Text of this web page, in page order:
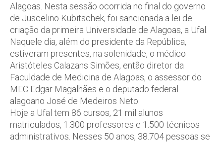
Alagoas. Nesta sessão ocorrida no final do governo
de Juscelino Kubitschek, foi sancionada a lei de
criação da primeira Universidade de Alagoas, a Ufal.
Naquele dia, além do presidente da República,
estiveram presentes, na solenidade, o médico
Aristóteles Calazans Simões, então diretor da
Faculdade de Medicina de Alagoas, o assessor do
MEC Edgar Magalhães e o deputado federal
alagoano José de Medeiros Neto.
Hoje a Ufal tem 86 cursos, 21 mil alunos
matriculados, 1.300 professores e 1.500 técnicos
administrativos. Nesses 50 anos, 38.704 pessoas se